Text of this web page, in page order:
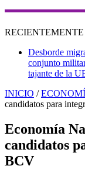
RECIENTEMENTE
Desborde
conjunto
tajante de la
INICIO /
candidatos para
Economía
candidatos
BCV